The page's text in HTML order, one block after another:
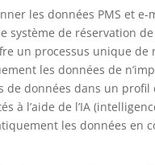
les données PMS et e-
système de réservation
un processus unique de
les données de
données dans un
à l’aide de l’IA
les données en